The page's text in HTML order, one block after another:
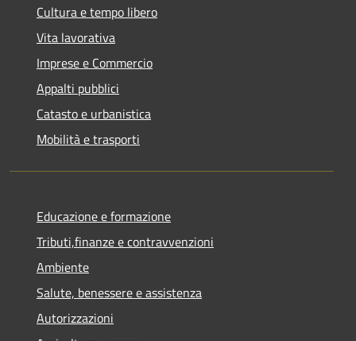
Cultura e tempo libero
Vita lavorativa
Imprese e Commercio
Appalti pubblici
Catasto e urbanistica
Mobilità e trasporti
Educazione e formazione
Tributi,finanze e contravvenzioni
Ambiente
Salute, benessere e assistenza
Autorizzazioni